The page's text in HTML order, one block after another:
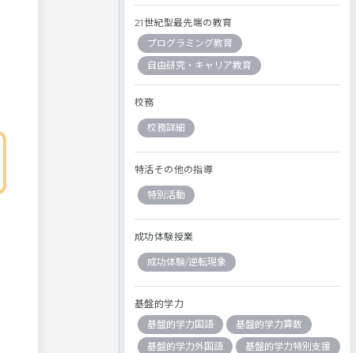
21世紀型最先端の教育
プログラミング教育
自由研究・キャリア教育
校務
校務詳細
特活その他の指導
特別活動
成功体験授業
成功体験/逆転現象
基盤的学力
基盤的学力国語
基盤的学力算数
基盤的学力外国語
基盤的学力特別支援